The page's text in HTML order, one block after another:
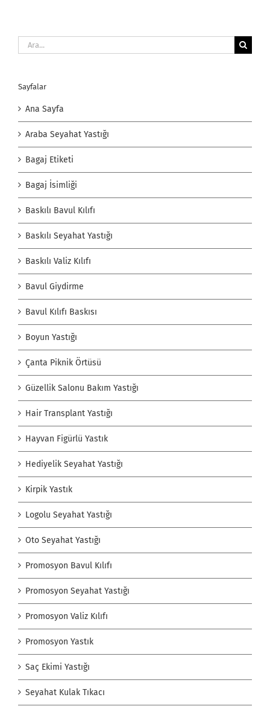
Ara:
Sayfalar
Ana Sayfa
Araba Seyahat Yastığı
Bagaj Etiketi
Bagaj İsimliği
Baskılı Bavul Kılıfı
Baskılı Seyahat Yastığı
Baskılı Valiz Kılıfı
Bavul Giydirme
Bavul Kılıfı Baskısı
Boyun Yastığı
Çanta Piknik Örtüsü
Güzellik Salonu Bakım Yastığı
Hair Transplant Yastığı
Hayvan Figürlü Yastık
Hediyelik Seyahat Yastığı
Kirpik Yastık
Logolu Seyahat Yastığı
Oto Seyahat Yastığı
Promosyon Bavul Kılıfı
Promosyon Seyahat Yastığı
Promosyon Valiz Kılıfı
Promosyon Yastık
Saç Ekimi Yastığı
Seyahat Kulak Tıkacı